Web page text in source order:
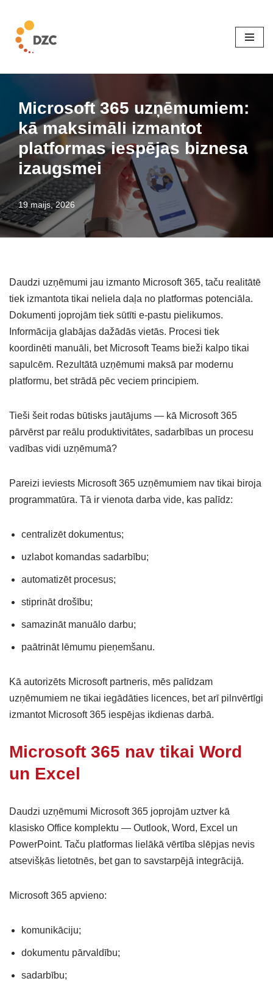
Skip
Microsoft 365 uzņēmumiem:
kā maksimāli izmantot
platformas iespējas biznesa
izaugsmei
19 maijs, 2026
Daudzi uzņēmumi jau izmanto Microsoft 365, taču realitātē
tiek izmantota tikai neliela daļa no platformas potenciāla.
Dokumenti joprojām tiek sūtīti e-pastu pielikumos.
Informācija glabājas dažādās vietās. Procesi tiek
koordinēti manuāli, bet Microsoft Teams bieži kalpo tikai
sapulcēm. Rezultātā uzņēmumi maksā par modernu
platformu, bet strādā pēc veciem principiem.
Tieši šeit rodas būtisks jautājums — kā Microsoft 365
pārvērst par reālu produktivitātes, sadarbības un procesu
vadības vidi uzņēmumā?
Pareizi ieviests Microsoft 365 uzņēmumiem nav tikai biroja
programmatūra. Tā ir vienota darba vide, kas palīdz:
centralizēt dokumentus;
uzlabot komandas sadarbību;
automatizēt procesus;
stiprināt drošību;
samazināt manuālo darbu;
paātrināt lēmumu pieņemšanu.
Kā autorizēts Microsoft partneris, mēs palīdzam
uzņēmumiem ne tikai iegādāties licences, bet arī pilnvērtīgi
izmantot Microsoft 365 iespējas ikdienas darbā.
Microsoft 365 nav tikai Word
un Excel
Daudzi uzņēmumi Microsoft 365 joprojām uztver kā
klasisko Office komplektu — Outlook, Word, Excel un
PowerPoint. Taču platformas lielākā vērtība slēpjas nevis
atsevišķās lietotnēs, bet gan to savstarpējā integrācijā.
Microsoft 365 apvieno:
komunikāciju;
dokumentu pārvaldību;
sadarbību;